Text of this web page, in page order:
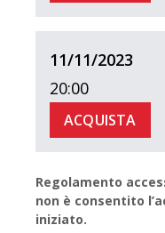
11/11/2023
20:00
ACQUISTA
Regolamento
non è consentito
iniziato.